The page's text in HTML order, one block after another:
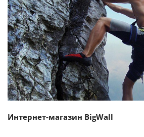
Смотреть проект
Интернет-магазин BigWall